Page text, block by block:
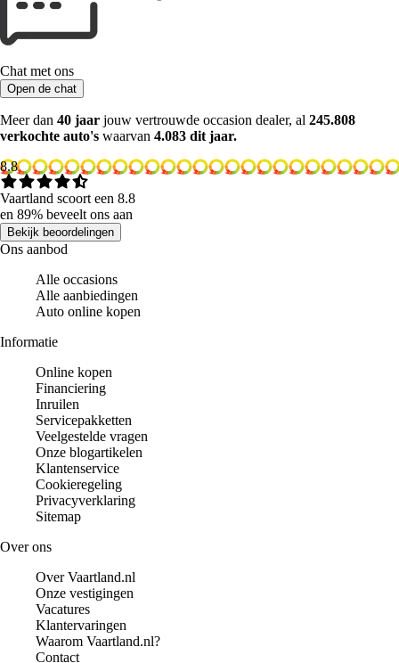
Chat met ons
Open de chat
Meer dan 40 jaar jouw vertrouwde occasion dealer, al 245.808
verkochte auto's waarvan 4.083 dit jaar.
8.8
Vaartland scoort een 8.8
en 89% beveelt ons aan
Bekijk beoordelingen
Ons aanbod
Alle occasions
Alle aanbiedingen
Auto online kopen
Informatie
Online kopen
Financiering
Inruilen
Servicepakketten
Veelgestelde vragen
Onze blogartikelen
Klantenservice
Cookieregeling
Privacyverklaring
Sitemap
Over ons
Over Vaartland.nl
Onze vestigingen
Vacatures
Klantervaringen
Waarom Vaartland.nl?
Contact